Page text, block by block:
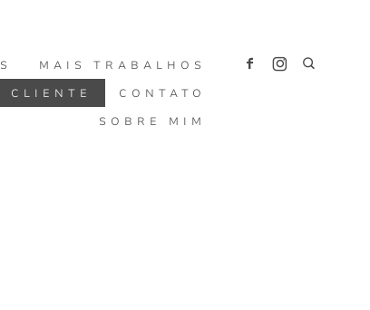
MAIS TRABALHOS
CLIENTE
CONTATO
SOBRE MIM